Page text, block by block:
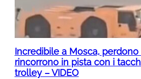
Incredibile a Mosca, perdono
rincorrono in pista con i
trolley – VIDEO